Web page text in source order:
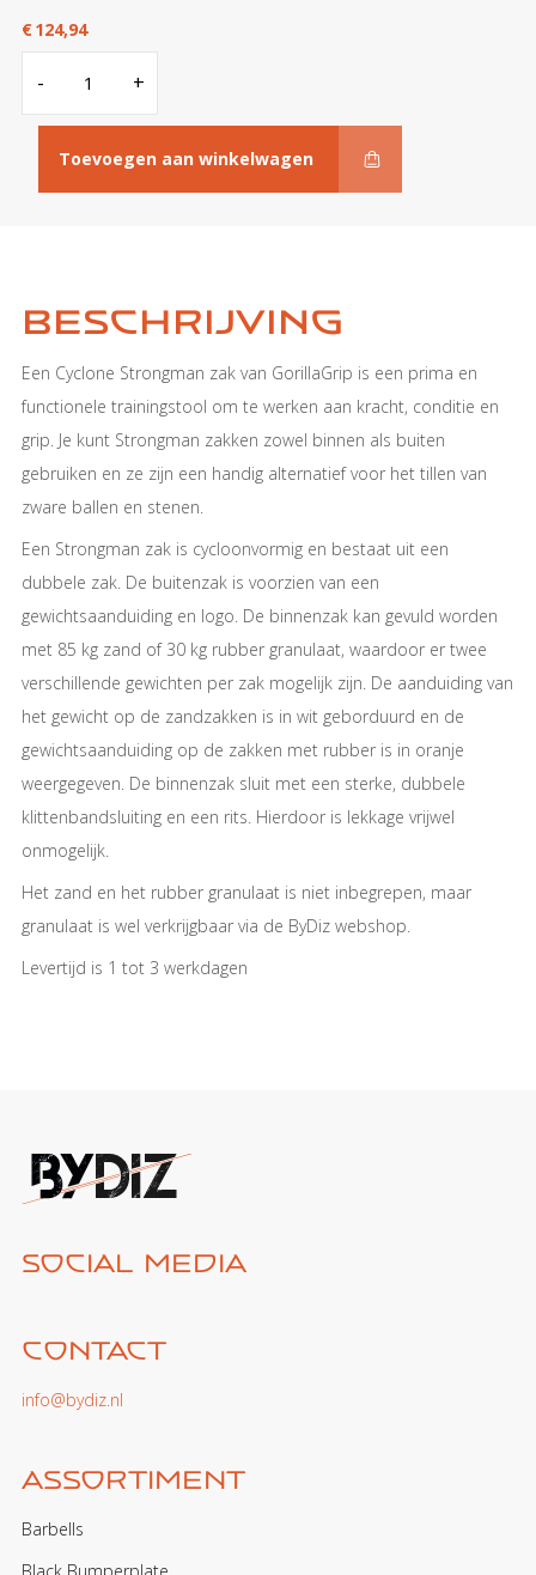
€124,94
- Strongman
85KG
+
Toevoegen aan winkelwagen
Beschrijving
Een Cyclone Strongman zak van GorillaGrip is een prima en
functionele trainingstool om te werken aan kracht, conditie en
grip. Je kunt Strongman zakken zowel binnen als buiten
gebruiken en ze zijn een handig alternatief voor het tillen van
zware ballen en stenen.
Een Strongman zak is cycloonvormig en bestaat uit een
dubbele zak. De buitenzak is voorzien van een
gewichtsaanduiding en logo. De binnenzak kan gevuld worden
met 85 kg zand of 30 kg rubber granulaat, waardoor er twee
verschillende gewichten per zak mogelijk zijn. De aanduiding van
het gewicht op de zandzakken is in wit geborduurd en de
gewichtsaanduiding op de zakken met rubber is in oranje
weergegeven. De binnenzak sluit met een sterke, dubbele
klittenbandsluiting en een rits. Hierdoor is lekkage vrijwel
onmogelijk.
Het zand en het rubber granulaat is niet inbegrepen, maar
granulaat is wel verkrijgbaar via de ByDiz webshop.
Levertijd is 1 tot 3 werkdagen
Social media
Contact
info@bydiz.nl
Assortiment
Barbells